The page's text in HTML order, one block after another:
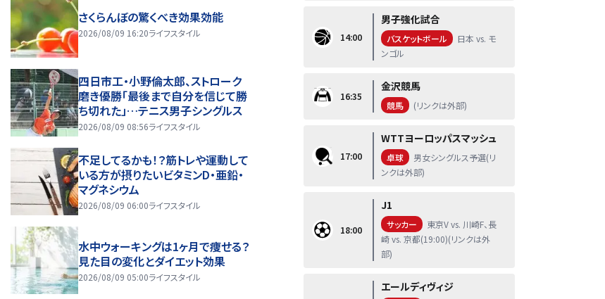
さくらんぼの驚くべき効果効能
2026/08/09 16:20ライフスタイル
四日市工・小野倫太郎、ストローク
磨き優勝「最後まで自分を信じて勝
ち切れた」…テニス男子シングルス
2026/08/09 08:56ライフスタイル
不足してるかも！？筋トレや運動して
いる方が摂りたいビタミンD・亜鉛・
マグネシウム
2026/08/09 06:00ライフスタイル
水中ウォーキングは1ヶ月で痩せる？
見た目の変化とダイエット効果
2026/08/09 05:00ライフスタイル
14:00
男子強化試合
バスケットボール
日本 vs. モ
ンゴル
16:35
金沢競馬
競馬 (リンクは外部)
17:00
WTTヨーロッパスマッシュ
卓球
男女シングルス予選(リ
ンクは外部)
18:00
J1
サッカー
東京V vs. 川崎F、長
崎 vs. 京都(19:00)(リンクは外
部)
エールディヴィジ